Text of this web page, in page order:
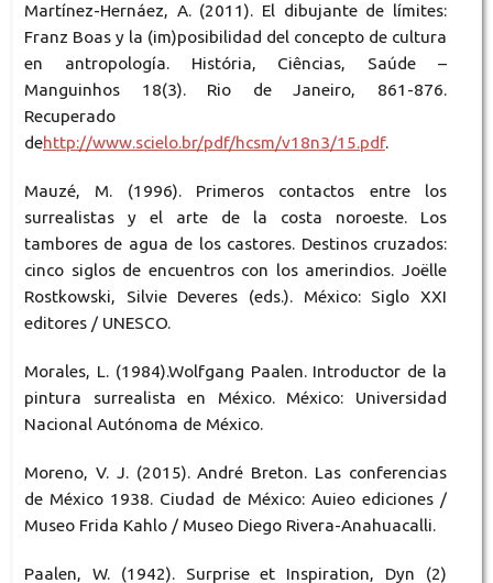
Martínez-Hernáez, A. (2011). El dibujante de límites:
Franz Boas y la (im)posibilidad del concepto de cultura
en antropología. História, Ciências, Saúde –
Manguinhos 18(3). Rio de Janeiro, 861-876.
Recuperado
dehttp://www.scielo.br/pdf/hcsm/v18n3/15.pdf.
Mauzé, M. (1996). Primeros contactos entre los
surrealistas y el arte de la costa noroeste. Los
tambores de agua de los castores. Destinos cruzados:
cinco siglos de encuentros con los amerindios. Joëlle
Rostkowski, Silvie Deveres (eds.). México: Siglo XXI
editores / UNESCO.
Morales, L. (1984).Wolfgang Paalen. Introductor de la
pintura surrealista en México. México: Universidad
Nacional Autónoma de México.
Moreno, V. J. (2015). André Breton. Las conferencias
de México 1938. Ciudad de México: Auieo ediciones /
Museo Frida Kahlo / Museo Diego Rivera-Anahuacalli.
Paalen, W. (1942). Surprise et Inspiration, Dyn (2)